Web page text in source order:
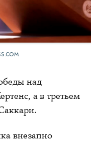
над
а в третьем
внезапно